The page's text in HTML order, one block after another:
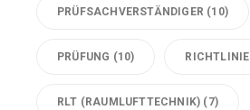
PRÜFSACHVERSTÄNDIGER (10)
PRÜFUNG (10) RICHTLINIE
RLT (RAUMLUFTTECHNIK) (7)